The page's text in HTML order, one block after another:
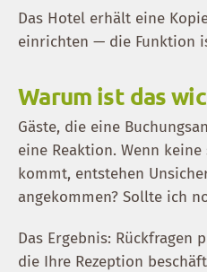
Das Hotel erhält eine
einrichten — die Funktion
Warum ist das
Gäste, die eine
eine Reaktion. Wenn
kommt, entstehen
angekommen? Sollte ich
Das Ergebnis: Rückfragen
die Ihre Rezeption